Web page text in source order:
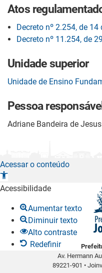
Atos
Decreto nº 2.254, de 14
Decreto nº 11.254, de
Unidade superior
Unidade de Ensino
Pessoa responsável
Adriane Bandeira de
Av. Hermann
89221-901 •
Acessar o conteúdo
A
b
Acessibilidade
Aumentar texto
Diminuir texto
Alto contraste
Redefinir